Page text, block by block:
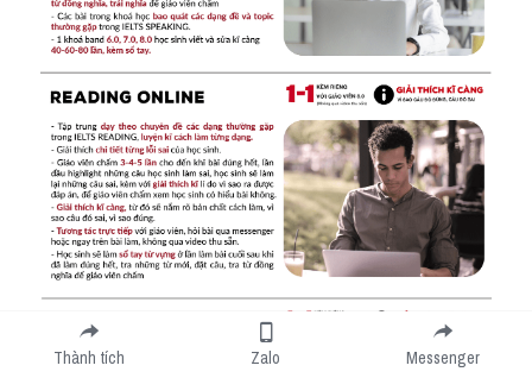
Thành tích Zalo Messenger